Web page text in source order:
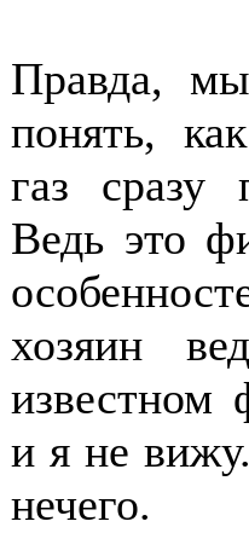
Правда,
понять,
газ сразу
Ведь это
хозяин
известном
и я не
нечего.